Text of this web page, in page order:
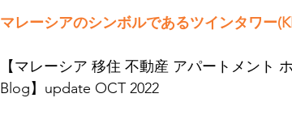
マレーシアのシンボルであるツインタワー
【マレーシア 移住 不動産 アパートメント
Blog】update OCT 2022